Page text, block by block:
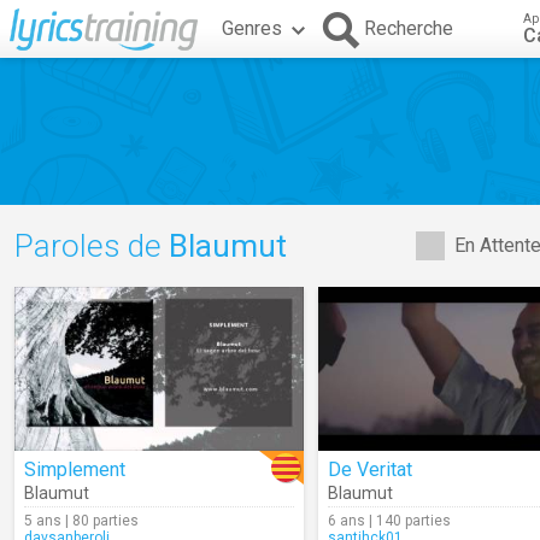
Genres Recherche
En
Paroles de Blaumut
Simplement
Blaumut
5 ans | 80 parties
De Veritat
Blaumut
6 ans | 140 parties